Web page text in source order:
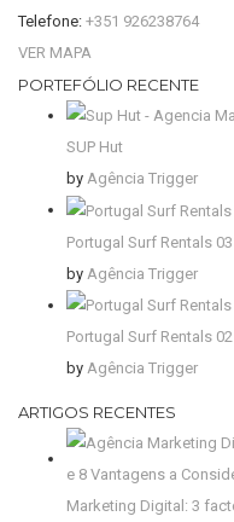
Telefone: +351 926238764
VER MAPA
PORTEFÓLIO RECENTE
SUP Hut
by Agência Trigger
Portugal Surf Rentals 03
by Agência Trigger
Portugal Surf Rentals 02
by Agência Trigger
ARTIGOS RECENTES
Marketing Digital: 3